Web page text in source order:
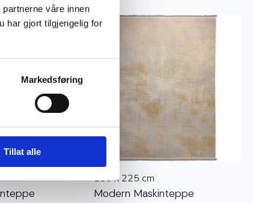
våre innen
har gjort tilgjengelig for
Markedsføring
Tillat alle
150 x 225 cm
Modern Maskinteppe